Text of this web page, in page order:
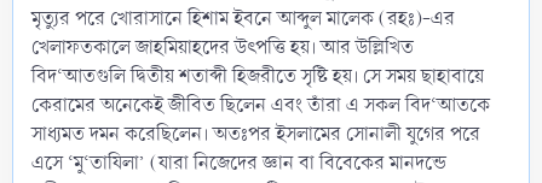
মৃত্যুর পরে খোরাসানে হিশাম ইবনে আব্দুল মালেক (রহঃ)-এর
খেলাফতকালে জাহমিয়াহদের উৎপত্তি হয়। আর উল্লিখিত
বিদ‘আতগুলি দ্বিতীয় শতাব্দী হিজরীতে সৃষ্টি হয়। সে সময় ছাহাবায়ে
কেরামের অনেকেই জীবিত ছিলেন এবং তাঁরা এ সকল বিদ‘আতকে
সাধ্যমত দমন করেছিলেন। অতঃপর ইসলামের সোনালী যুগের পরে
এসে ‘মু‘তাযিলা’ (যারা নিজেদের জ্ঞান বা বিবেকের মানদন্ডে